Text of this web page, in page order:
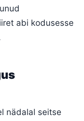
abi kodusesse
nädalal seitse